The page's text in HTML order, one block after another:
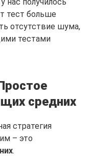
тест больше
отсутствие шума,
тестами
средних
стратегия
– это
.